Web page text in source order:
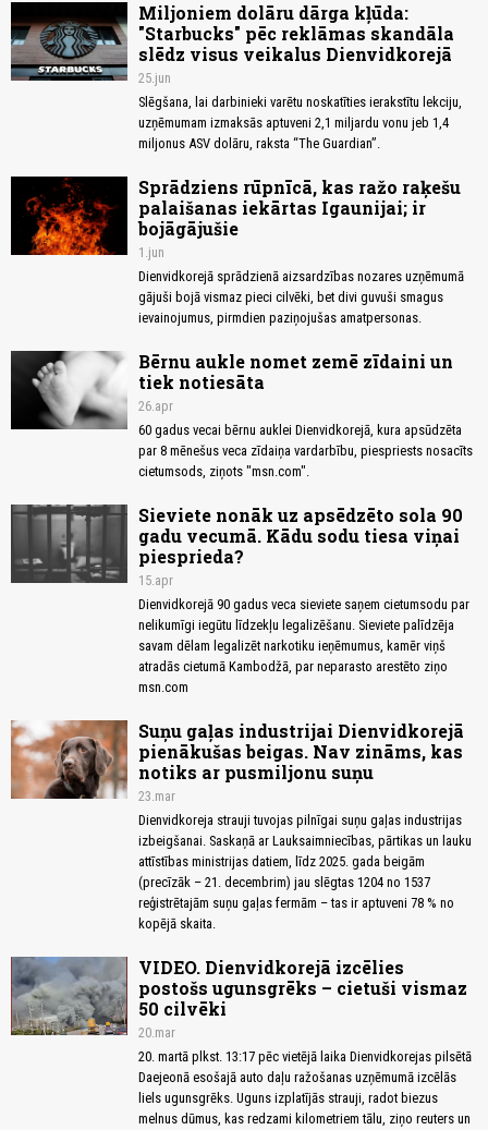
Miljoniem dolāru dārga kļūda:
"Starbucks" pēc reklāmas skandāla
slēdz visus veikalus Dienvidkorejā
25.jun
Slēgšana, lai darbinieki varētu noskatīties ierakstītu lekciju,
uzņēmumam izmaksās aptuveni 2,1 miljardu vonu jeb 1,4
miljonus ASV dolāru, raksta “The Guardian”.
Sprādziens rūpnīcā, kas ražo raķešu
palaišanas iekārtas Igaunijai; ir
bojāgājušie
1.jun
Dienvidkorejā sprādzienā aizsardzības nozares uzņēmumā
gājuši bojā vismaz pieci cilvēki, bet divi guvuši smagus
ievainojumus, pirmdien paziņojušas amatpersonas.
Bērnu aukle nomet zemē zīdaini un
tiek notiesāta
26.apr
60 gadus vecai bērnu auklei Dienvidkorejā, kura apsūdzēta
par 8 mēnešus veca zīdaiņa vardarbību, piespriests nosacīts
cietumsods, ziņots "msn.com".
Sieviete nonāk uz apsēdzēto sola 90
gadu vecumā. Kādu sodu tiesa viņai
piesprieda?
15.apr
Dienvidkorejā 90 gadus veca sieviete saņem cietumsodu par
nelikumīgi iegūtu līdzekļu legalizēšanu. Sieviete palīdzēja
savam dēlam legalizēt narkotiku ieņēmumus, kamēr viņš
atradās cietumā Kambodžā, par neparasto arestēto ziņo
msn.com
Suņu gaļas industrijai Dienvidkorejā
pienākušas beigas. Nav zināms, kas
notiks ar pusmiljonu suņu
23.mar
Dienvidkoreja strauji tuvojas pilnīgai suņu gaļas industrijas
izbeigšanai. Saskaņā ar Lauksaimniecības, pārtikas un lauku
attīstības ministrijas datiem, līdz 2025. gada beigām
(precīzāk – 21. decembrim) jau slēgtas 1204 no 1537
reģistrētajām suņu gaļas fermām – tas ir aptuveni 78 % no
kopējā skaita.
VIDEO. Dienvidkorejā izcēlies
postošs ugunsgrēks – cietuši vismaz
50 cilvēki
20.mar
20. martā plkst. 13:17 pēc vietējā laika Dienvidkorejas pilsētā
Daejeonā esošajā auto daļu ražošanas uzņēmumā izcēlās
liels ugunsgrēks. Uguns izplatījās strauji, radot biezus
melnus dūmus, kas redzami kilometriem tālu, ziņo reuters un